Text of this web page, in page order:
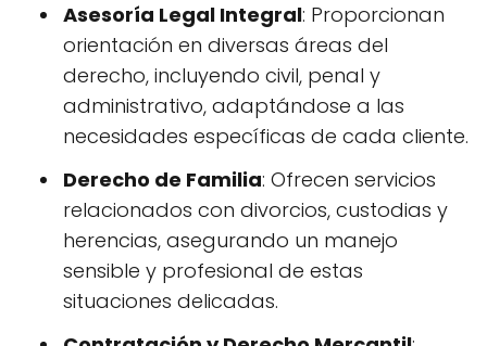
Asesoría Legal Integral: Proporcionan
orientación en diversas áreas del
derecho, incluyendo civil, penal y
administrativo, adaptándose a las
necesidades específicas de cada cliente.
Derecho de Familia: Ofrecen servicios
relacionados con divorcios, custodias y
herencias, asegurando un manejo
sensible y profesional de estas
situaciones delicadas.